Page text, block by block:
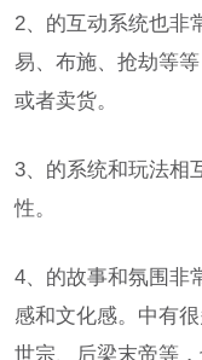
2、的互动系统也非
易、布施、抢劫等
或者卖货。
3、的系统和玩法相
性。
4、的故事和氛围非
感和文化感。中有
世宗、后梁末帝等